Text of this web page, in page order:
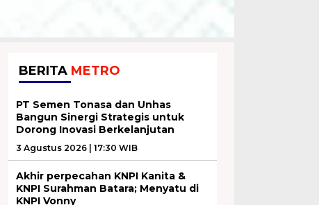
BERITA METRO
PT Semen Tonasa dan Unhas
Bangun Sinergi Strategis untuk
Dorong Inovasi Berkelanjutan
3 Agustus 2026 | 17:30 WIB
Akhir perpecahan KNPI Kanita &
KNPI Surahman Batara; Menyatu di
KNPI Vonny